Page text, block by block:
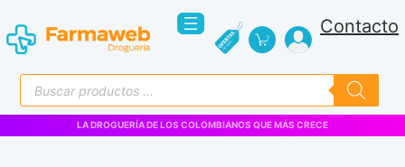
al
contenido
Contacto
Búsqueda
de
productos
LA DROGUERÍA DE LOS COLOMBIANOS QUE MÁS CRECE